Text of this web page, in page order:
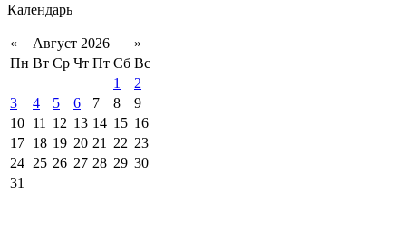
Календарь
« Август 2026
»
Пн Вт Ср Чт Пт Сб Вс
1
2
3
4 5 6 7 8
9
10 11 12 13 14 15 16
17 18 19 20 21 22 23
24 25 26 27 28 29 30
31